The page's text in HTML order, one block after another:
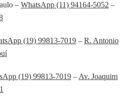
– WhatsApp (11) 94164-5052 –
(19) 99813-7019 – R. Antonio
(19) 99813-7019 – Av. Joaquim